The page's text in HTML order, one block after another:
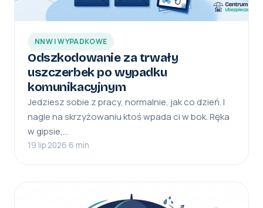
NNW I WYPADKOWE
Odszkodowanie za trwały
uszczerbek po wypadku
komunikacyjnym
Jedziesz sobie z pracy, normalnie, jak co dzień. I
nagle na skrzyżowaniu ktoś wpada ci w bok. Ręka
w gipsie,…
19 lip 2026·6 min